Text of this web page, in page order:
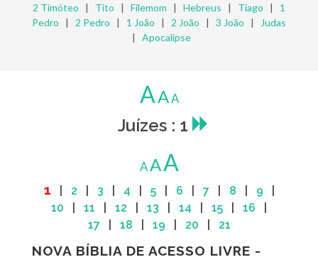
2 Timóteo | Tito | Filemom | Hebreus | Tiago | 1
Pedro | 2 Pedro | 1 João | 2 João | 3 João |
Judas
| Apocalipse
AAA
Juízes : 1
AAA
1 2 3 4 5| 6 7 8 9
10
11 12 13 14 15 16
17
18 19 20 21
NOVA BÍBLIA DE ACESSO LIVRE -